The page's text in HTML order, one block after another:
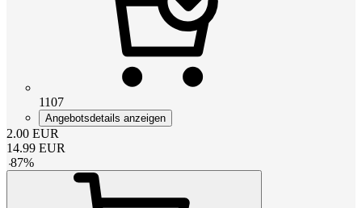
1107
Angebotsdetails anzeigen
2.00 EUR
14.99 EUR
-87%